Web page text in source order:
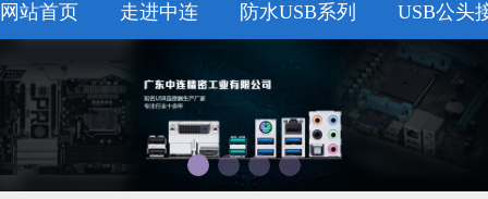
网站首页 走进中连 防水USB系列 USB公头